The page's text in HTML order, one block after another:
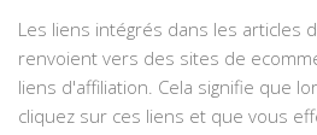
Les liens intégrés dans les articles
renvoient vers des sites de
liens d'affiliation. Cela signifie que
cliquez sur ces liens et que vous